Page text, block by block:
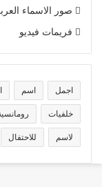
صور الاسماء
فريمات فيديو
اجمل اسم
خلفيات
لاسم للاحتفال